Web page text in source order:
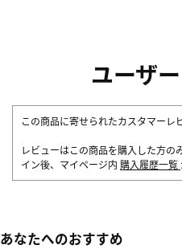
ユーザ
この商品に寄せられたカスタマーレ
レビューはこの商品を購入した方の
イン後、マイページ内 購入履歴一覧
あなたへのおすすめ